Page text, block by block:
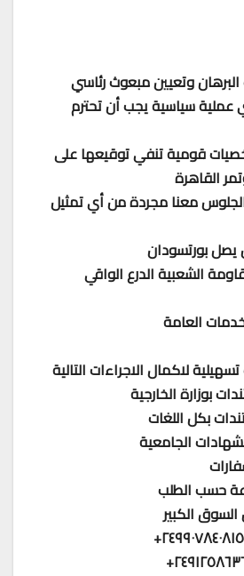
وتعيين مبعوث رئاسي
عملية سياسية يجب أن تحترم
قومية تنفي توقيعها على
القاهرة
معنا مجردة من أي تمثيل
يصل بورتسودان
الشعبية الدرع الواقي
العامة
لاكمال الاجراءات التالية
بوزارة الخارجية
بكل اللغات
الجامعية
حسب الطلب
الكبير